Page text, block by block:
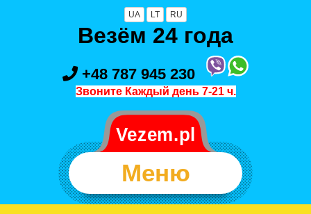
UA LT RU
Везём 24 года
+48 787 945 230
Звоните Каждый день 7-21 ч.
Меню